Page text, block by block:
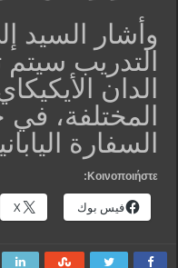
وأشار السيد
التدريب
الدان
المختلفة،
السفارة
Κοινοποιήστε:
فيس بوك X